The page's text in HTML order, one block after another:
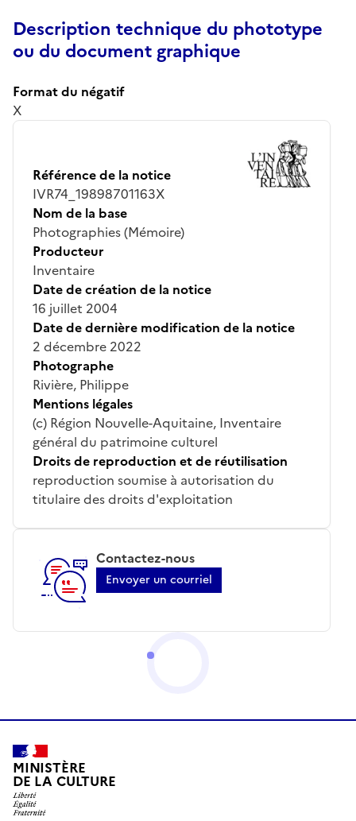
Description technique du phototype
ou du document graphique
Format du négatif
X
Référence de la notice
IVR74_19898701163X
Nom de la base
Photographies (Mémoire)
Producteur
Inventaire
Date de création de la notice
16 juillet 2004
Date de dernière modification de la notice
2 décembre 2022
Photographe
Rivière, Philippe
Mentions légales
(c) Région Nouvelle-Aquitaine, Inventaire
général du patrimoine culturel
Droits de reproduction et de réutilisation
reproduction soumise à autorisation du
titulaire des droits d'exploitation
Contactez-nous
Envoyer un courriel
MINISTÈRE
DE LA CULTURE